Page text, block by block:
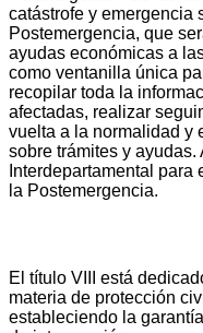
catástrofe y emergencia
Postemergencia, que
ayudas económicas a
como ventanilla única
recopilar toda la
afectadas, realizar
vuelta a la normalidad y
sobre trámites y
Interdepartamental
la Postemergencia.
El título VIII está
materia de protección
estableciendo la